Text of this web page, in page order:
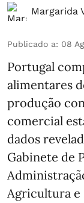
Margarida
Publicado a: 08
Portugal
alimentares
produção
comercial
dados
Gabinete de
Agricultura e